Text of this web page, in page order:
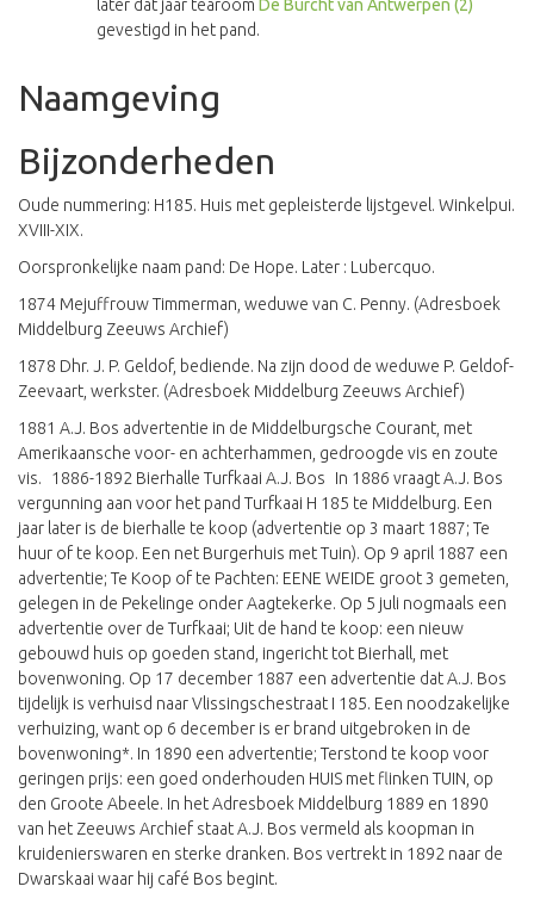
later dat jaar tearoom De Burcht van Antwerpen (2)
gevestigd in het pand.
Naamgeving
Bijzonderheden
Oude nummering: H185. Huis met gepleisterde lijstgevel. Winkelpui.
XVIII-XIX.
Oorspronkelijke naam pand: De Hope. Later : Lubercquo.
1874 Mejuffrouw Timmerman, weduwe van C. Penny. (Adresboek
Middelburg Zeeuws Archief)
1878 Dhr. J. P. Geldof, bediende. Na zijn dood de weduwe P. Geldof-
Zeevaart, werkster. (Adresboek Middelburg Zeeuws Archief)
1881 A.J. Bos advertentie in de Middelburgsche Courant, met
Amerikaansche voor- en achterhammen, gedroogde vis en zoute
vis. 1886-1892 Bierhalle Turfkaai A.J. Bos In 1886 vraagt A.J. Bos
vergunning aan voor het pand Turfkaai H 185 te Middelburg. Een
jaar later is de bierhalle te koop (advertentie op 3 maart 1887; Te
huur of te koop. Een net Burgerhuis met Tuin). Op 9 april 1887 een
advertentie; Te Koop of te Pachten: EENE WEIDE groot 3 gemeten,
gelegen in de Pekelinge onder Aagtekerke. Op 5 juli nogmaals een
advertentie over de Turfkaai; Uit de hand te koop: een nieuw
gebouwd huis op goeden stand, ingericht tot Bierhall, met
bovenwoning. Op 17 december 1887 een advertentie dat A.J. Bos
tijdelijk is verhuisd naar Vlissingschestraat I 185. Een noodzakelijke
verhuizing, want op 6 december is er brand uitgebroken in de
bovenwoning*. In 1890 een advertentie; Terstond te koop voor
geringen prijs: een goed onderhouden HUIS met flinken TUIN, op
den Groote Abeele. In het Adresboek Middelburg 1889 en 1890
van het Zeeuws Archief staat A.J. Bos vermeld als koopman in
kruidenierswaren en sterke dranken. Bos vertrekt in 1892 naar de
Dwarskaai waar hij café Bos begint.